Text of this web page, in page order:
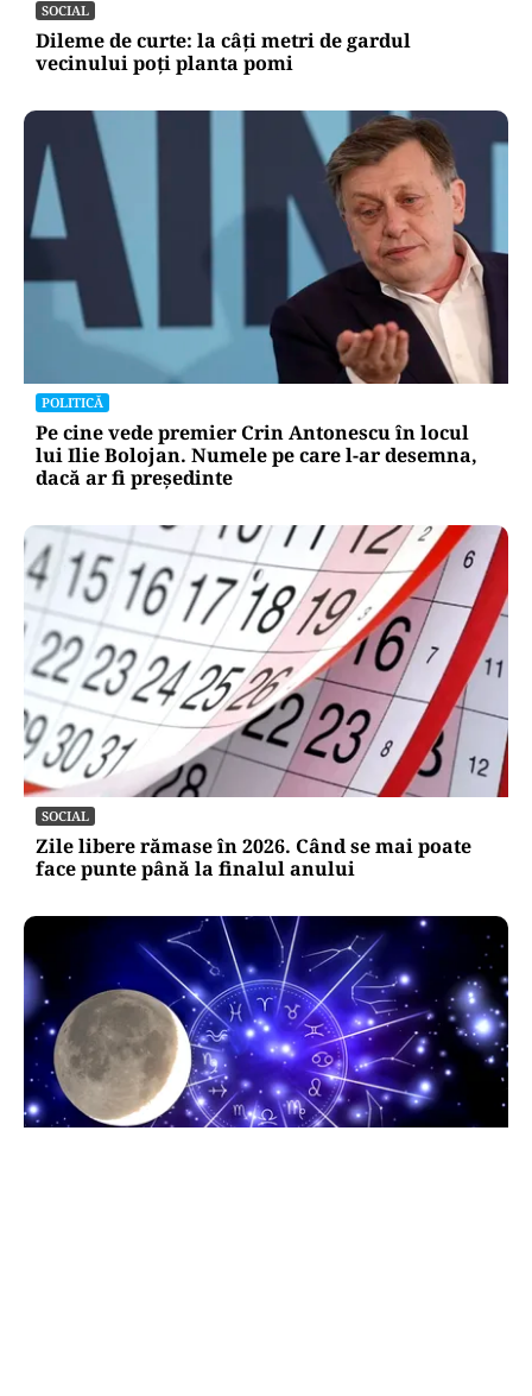
SOCIAL
Dileme de curte: la câți metri de gardul
vecinului poți planta pomi
POLITICĂ
Pe cine vede premier Crin Antonescu în locul
lui Ilie Bolojan. Numele pe care l-ar desemna,
dacă ar fi președinte
SOCIAL
Zile libere rămase în 2026. Când se mai poate
face punte până la finalul anului